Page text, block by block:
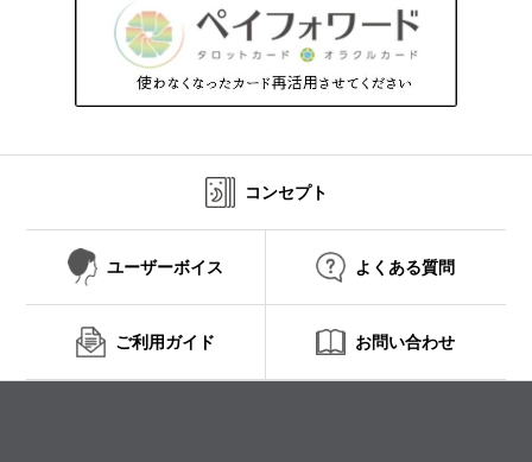
コンセプト
ユーザーボイス よくある質問
ご利用ガイド お問い合わせ